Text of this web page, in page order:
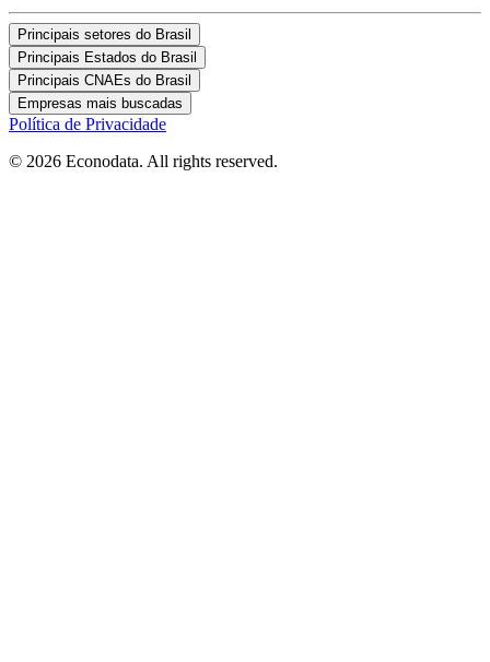
Principais setores do Brasil
Principais Estados do Brasil
Principais CNAEs do Brasil
Empresas mais buscadas
Política de Privacidade
© 2026 Econodata. All rights reserved.